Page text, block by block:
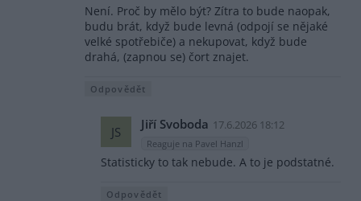
Není. Proč by mělo být? Zítra to bude naopak,
budu brát, když bude levná (odpojí se nějaké
velké spotřebiče) a nekupovat, když bude
drahá, (zapnou se) čort znajet.
Odpovědět
JS Jiří Svoboda 17.6.2026 18:12
Reaguje na Pavel Hanzl
Statisticky to tak nebude. A to je podstatné.
Odpovědět